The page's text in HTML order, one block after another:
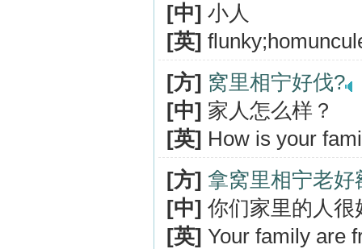
[中] 小人
[英]
[方] 窝里相宁好伐?
[中] 家人怎么样？
[英] How is your
[方] 拿窝里相宁老好
[中] 你们家里的人很
[英] Your family are